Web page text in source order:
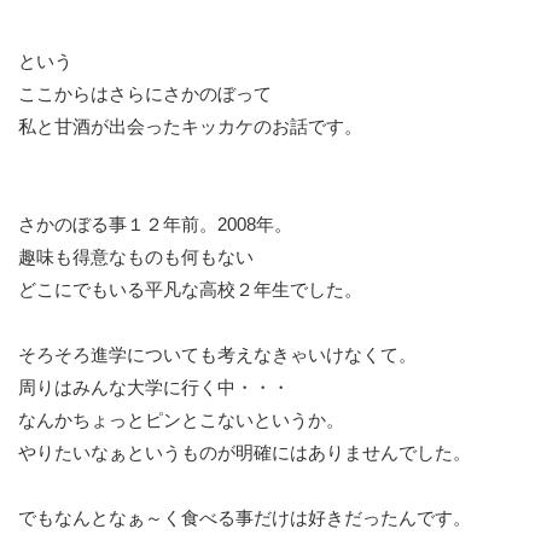
という
ここからはさらにさかのぼって
私と甘酒が出会ったキッカケのお話です。
さかのぼる事１２年前。2008年。
趣味も得意なものも何もない
どこにでもいる平凡な高校２年生でした。
そろそろ進学についても考えなきゃいけなくて。
周りはみんな大学に行く中・・・
なんかちょっとピンとこないというか。
やりたいなぁというものが明確にはありませんでした。
でもなんとなぁ～く食べる事だけは好きだったんです。